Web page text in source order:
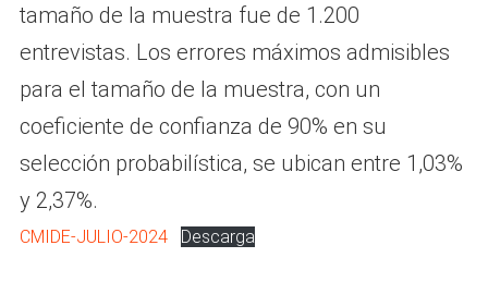
tamaño de la muestra fue de 1.200
entrevistas. Los errores máximos admisibles
para el tamaño de la muestra, con un
coeficiente de confianza de 90% en su
selección probabilística, se ubican entre 1,03%
y 2,37%.
CMIDE-JULIO-2024 Descarga